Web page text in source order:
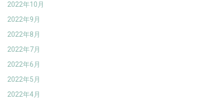
2022年10月
2022年9月
2022年8月
2022年7月
2022年6月
2022年5月
2022年4月